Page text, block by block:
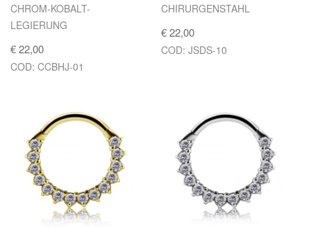
CHROM-KOBALT-
LEGIERUNG
€ 22,00
COD: CCBHJ-01
CHIRURGENSTAHL
€ 22,00
COD: JSDS-10